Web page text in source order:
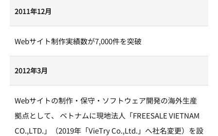
2011年12月
Webサイト制作実績数が7,000件を突破
2012年3月
Webサイトの制作・保守・ソフトウェア開発の海外生産
拠点として、 ベトナムに現地法人「FREESALE VIETNAM
CO.,LTD.」（2019年「VieTry Co.,Ltd.」へ社名変更）を設